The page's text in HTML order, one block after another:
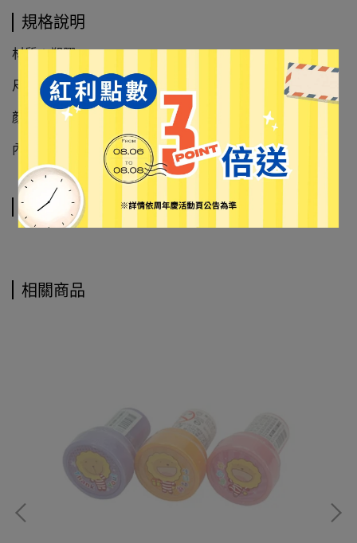
規格說明
材質：塑膠
尺寸：4.5 x 1cm
顏色：粉紅色
內容物：一組五個
運送方式
相關商品
紙